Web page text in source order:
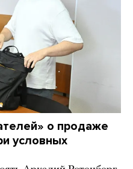
о продаже
условных